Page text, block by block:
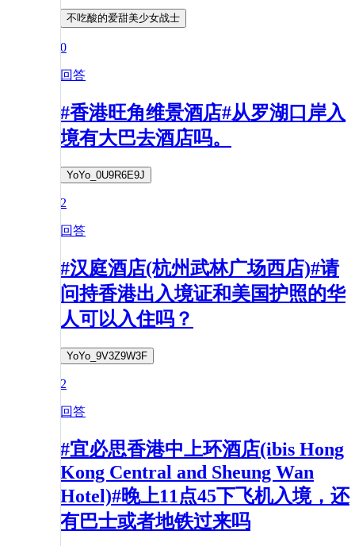
不吃酸的爱甜美少女战士
0
回答
#香港旺角维景酒店#从罗湖口岸入
境有大巴去酒店吗。
YoYo_0U9R6E9J
2
回答
#汉庭酒店(杭州武林广场西店)#请
问持香港出入境证和美国护照的华
人可以入住吗？
YoYo_9V3Z9W3F
2
回答
#宜必思香港中上环酒店(ibis Hong
Kong Central and Sheung Wan
Hotel)#晚上11点45下飞机入境，还
有巴士或者地铁过来吗